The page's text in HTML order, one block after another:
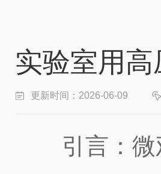
实验室用
更新时间：2026-06-09
引言：微